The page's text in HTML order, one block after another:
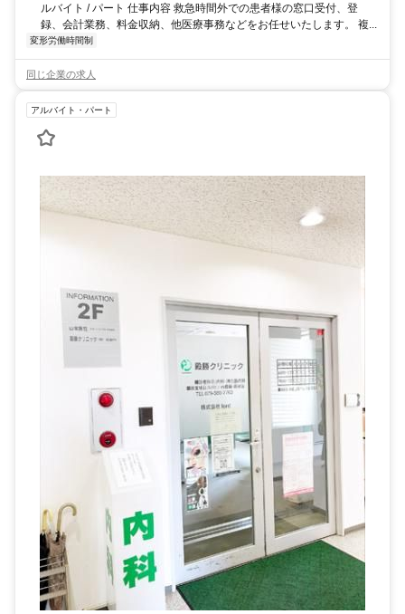
ルバイト / パート 仕事内容 救急時間外での患者様の窓口受付、登
録、会計業務、料金収納、他医療事務などをお任せいたします。 複...
変形労働時間制
同じ企業の求人
アルバイト・パート